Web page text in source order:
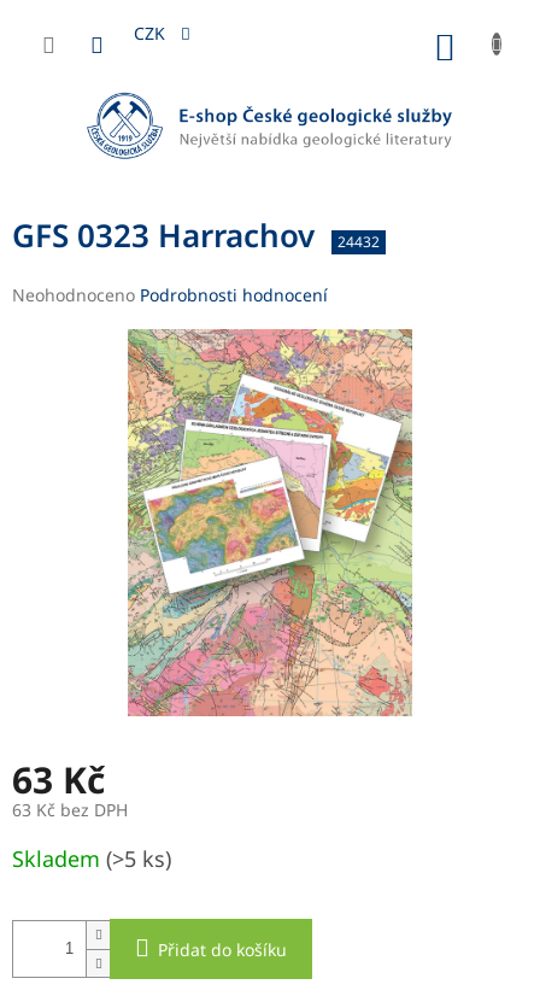
obsah
CZK
GFS 0323 Harrachov 24432
Průměrné
Neohodnoceno Podrobnosti hodnocení
63 Kč
63 Kč bez DPH
cena:
Skladem (>5 ks)
Přidat do košíku